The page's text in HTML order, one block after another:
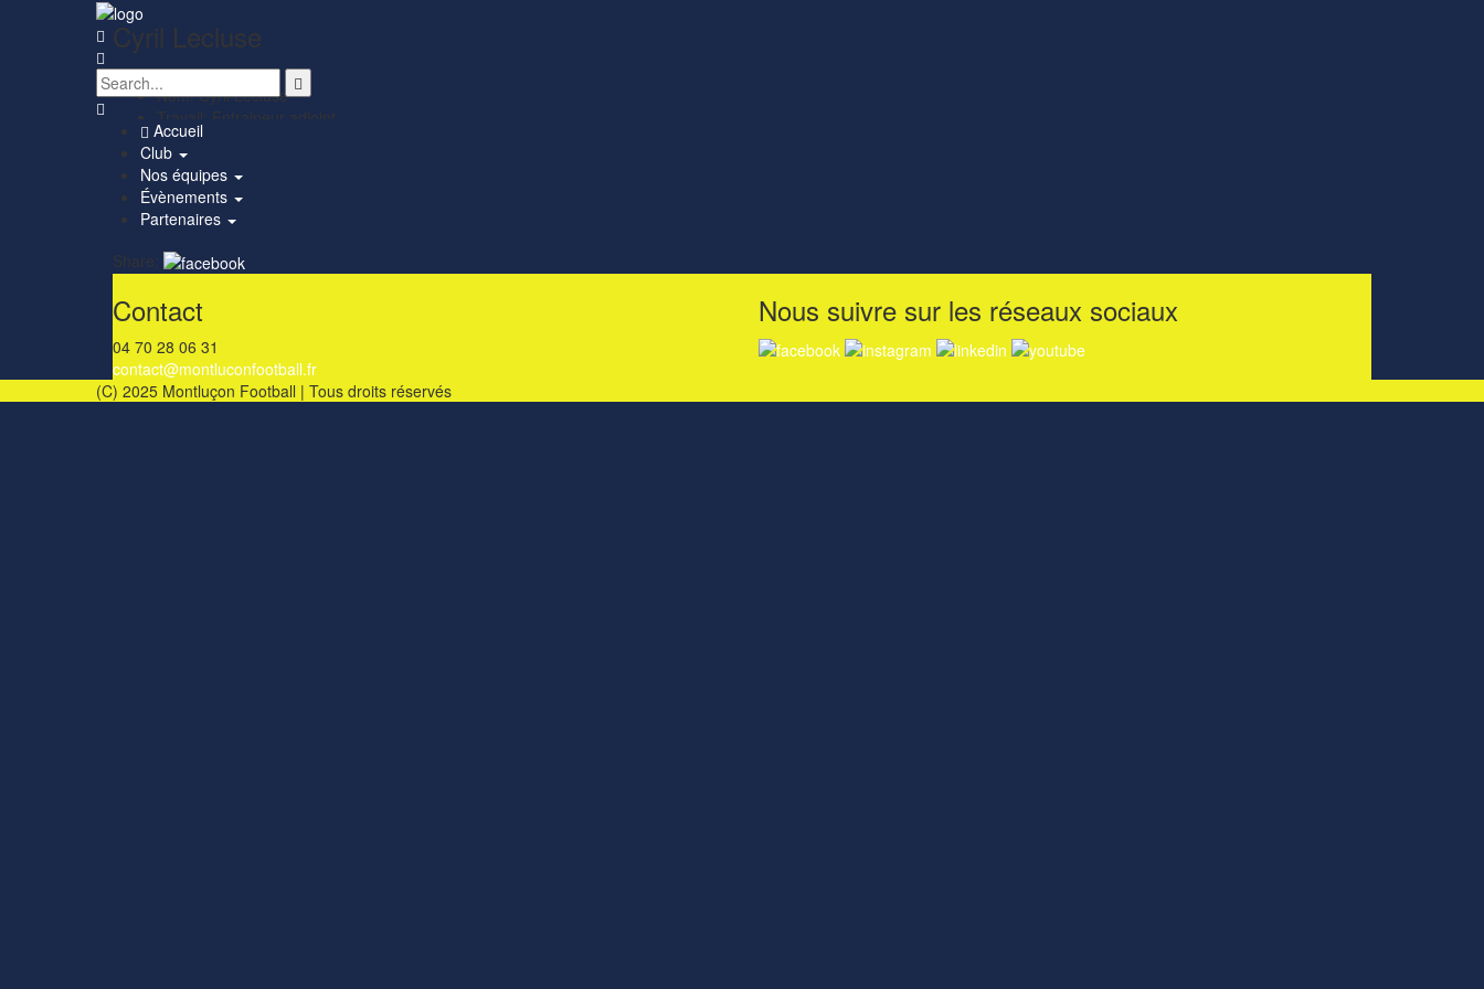
Accueil
Club
Nos équipes
Évènements
Partenaires
Cyril Lecluse
Nom: Cyril Lecluse
Travail: Entraineur adjoint
Nationalité:
Équipe actuelle:
Équipe passée:
Compétitions:
Saison:
Share:
Contact
04 70 28 06 31
contact@montluconfootball.fr
Nous suivre sur les réseaux sociaux
(C) 2025 Montluçon Football | Tous droits réservés